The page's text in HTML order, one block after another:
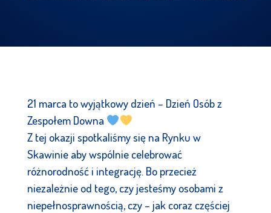
21 marca to wyjątkowy dzień – Dzień Osób z
Zespołem Downa
Z tej okazji spotkaliśmy się na Rynku w
Skawinie aby wspólnie celebrować
różnorodność i integrację. Bo przecież
niezależnie od tego, czy jesteśmy osobami z
niepełnosprawnością, czy – jak coraz częściej